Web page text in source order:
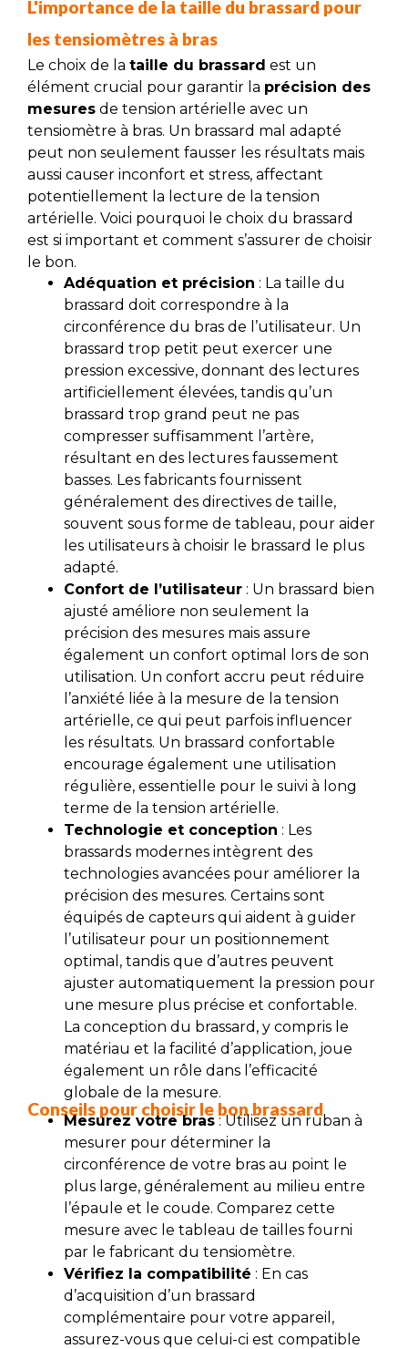
L'importance de la taille du brassard pour
les tensiomètres à bras
Le choix de la taille du brassard est un
élément crucial pour garantir la précision des
mesures de tension artérielle avec un
tensiomètre à bras. Un brassard mal adapté
peut non seulement fausser les résultats mais
aussi causer inconfort et stress, affectant
potentiellement la lecture de la tension
artérielle. Voici pourquoi le choix du brassard
est si important et comment s’assurer de choisir
le bon.
Adéquation et précision : La taille du
brassard doit correspondre à la
circonférence du bras de l’utilisateur. Un
brassard trop petit peut exercer une
pression excessive, donnant des lectures
artificiellement élevées, tandis qu’un
brassard trop grand peut ne pas
compresser suffisamment l’artère,
résultant en des lectures faussement
basses. Les fabricants fournissent
généralement des directives de taille,
souvent sous forme de tableau, pour aider
les utilisateurs à choisir le brassard le plus
adapté.
Confort de l’utilisateur : Un brassard bien
ajusté améliore non seulement la
précision des mesures mais assure
également un confort optimal lors de son
utilisation. Un confort accru peut réduire
l’anxiété liée à la mesure de la tension
artérielle, ce qui peut parfois influencer
les résultats. Un brassard confortable
encourage également une utilisation
régulière, essentielle pour le suivi à long
terme de la tension artérielle.
Technologie et conception : Les
brassards modernes intègrent des
technologies avancées pour améliorer la
précision des mesures. Certains sont
équipés de capteurs qui aident à guider
l’utilisateur pour un positionnement
optimal, tandis que d’autres peuvent
ajuster automatiquement la pression pour
une mesure plus précise et confortable.
La conception du brassard, y compris le
matériau et la facilité d’application, joue
également un rôle dans l’efficacité
globale de la mesure.
Conseils pour choisir le bon brassard
Mesurez votre bras : Utilisez un ruban à
mesurer pour déterminer la
circonférence de votre bras au point le
plus large, généralement au milieu entre
l’épaule et le coude. Comparez cette
mesure avec le tableau de tailles fourni
par le fabricant du tensiomètre.
Vérifiez la compatibilité : En cas
d’acquisition d’un brassard
complémentaire pour votre appareil,
assurez-vous que celui-ci est compatible